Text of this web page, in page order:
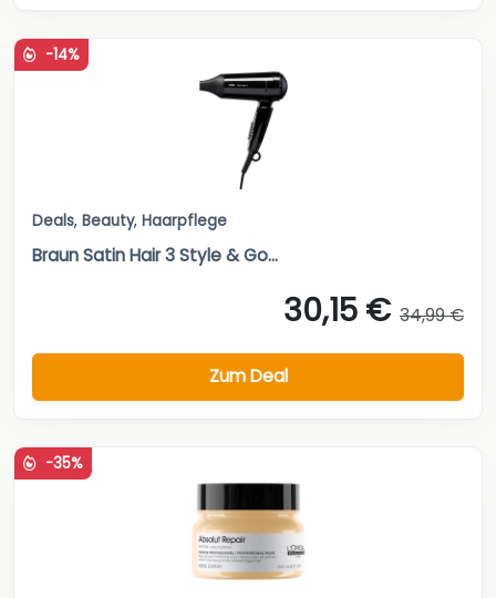
-14%
Deals, Beauty, Haarpflege
Braun Satin Hair 3 Style & Go...
30,15 € 34,99 €
Zum Deal
-35%